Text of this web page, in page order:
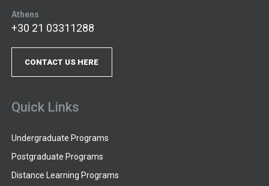
Athens
+30 21 03311288
CONTACT US HERE
Quick Links
Undergraduate Programs
Postgraduate Programs
Distance Learning Programs